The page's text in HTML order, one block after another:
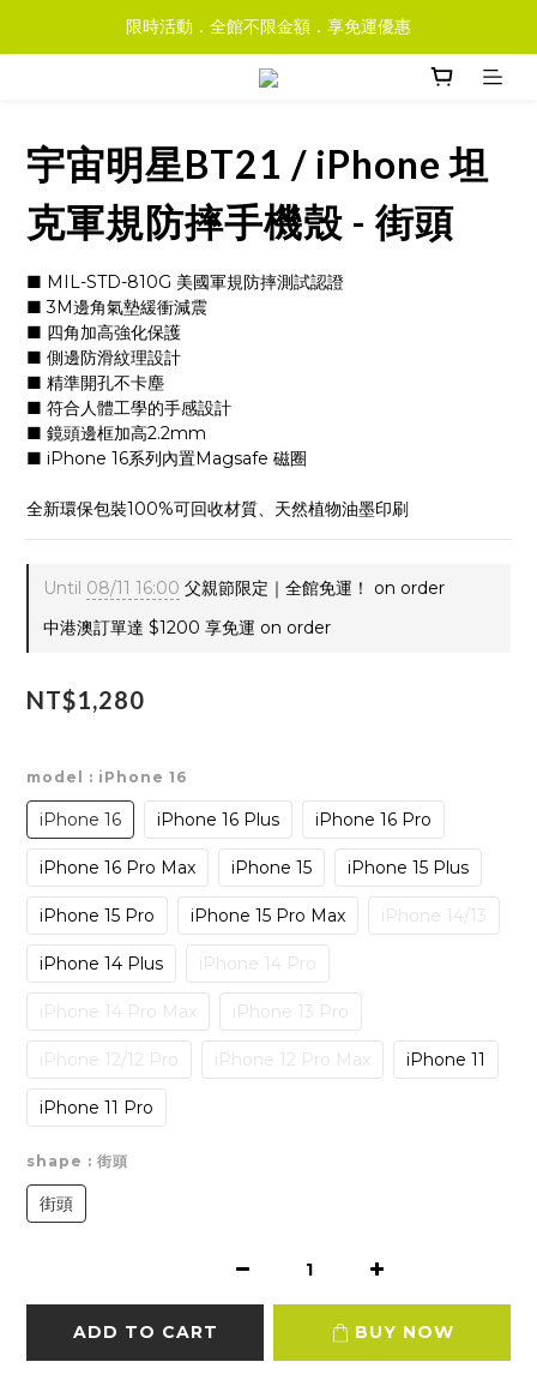
限時活動．全館不限金額．享免運優惠
宇宙明星BT21 / iPhone 坦
克軍規防摔手機殼 - 街頭
■ MIL-STD-810G 美國軍規防摔測試認證
■ 3M邊角氣墊緩衝減震
■ 四角加高強化保護
■ 側邊防滑紋理設計
■ 精準開孔不卡塵
■ 符合人體工學的手感設計
■ 鏡頭邊框加高2.2mm
■ iPhone 16系列內置Magsafe 磁圈
全新環保包裝100%可回收材質、天然植物油墨印刷
Until 08/11 16:00 父親節限定｜全館免運！ on order
中港澳訂單達 $1200 享免運 on order
NT$1,280
model : iPhone 16
iPhone 16 iPhone 16 Plus iPhone 16 Pro
iPhone 16 Pro Max iPhone 15 iPhone 15 Plus
iPhone 15 Pro iPhone 15 Pro Max iPhone 14/13
iPhone 14 Plus iPhone 14 Pro
iPhone 14 Pro Max iPhone 13 Pro
iPhone 12/12 Pro iPhone 12 Pro Max iPhone 11
iPhone 11 Pro
shape : 街頭
街頭
ADD TO CART BUY NOW